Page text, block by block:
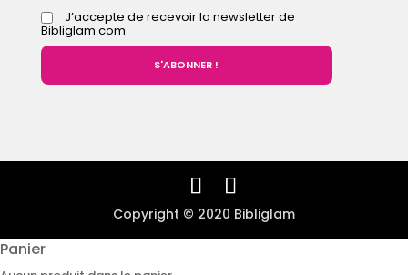
J’accepte de recevoir la newsletter de
Bibliglam.com
Copyright © 2020 Bibliglam